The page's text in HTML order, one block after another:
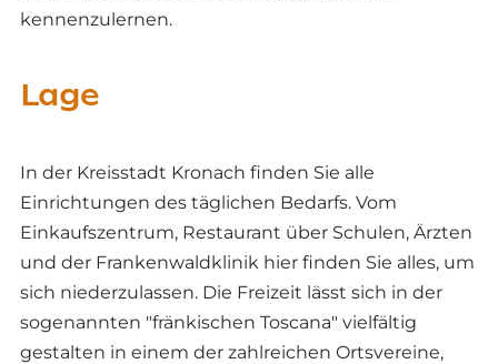
kennenzulernen.
Lage
In der Kreisstadt Kronach finden Sie alle
Einrichtungen des täglichen Bedarfs. Vom
Einkaufszentrum, Restaurant über Schulen, Ärzten
und der Frankenwaldklinik hier finden Sie alles, um
sich niederzulassen. Die Freizeit lässt sich in der
sogenannten "fränkischen Toscana" vielfältig
gestalten in einem der zahlreichen Ortsvereine,